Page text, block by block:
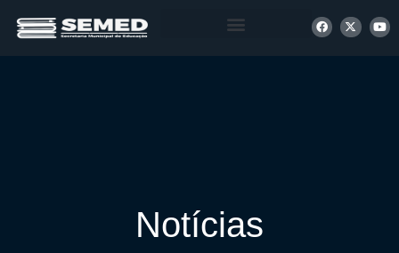
Notícias